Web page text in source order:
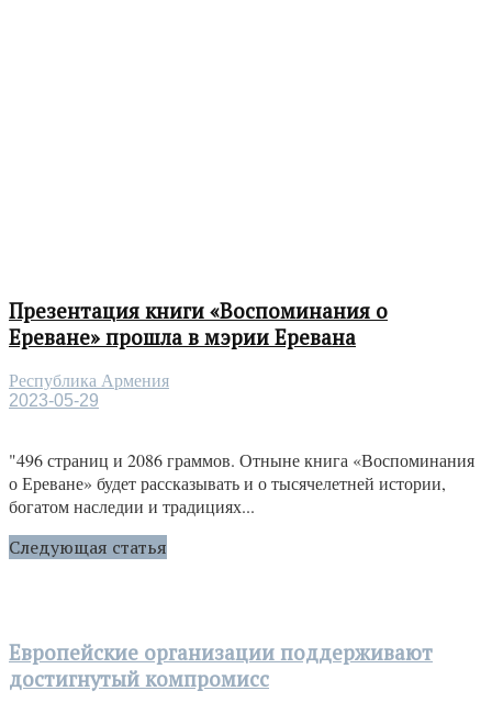
Презентация книги «Воспоминания о
Ереване» прошла в мэрии Еревана
Республика Армения
2023-05-29
"496 страниц и 2086 граммов. Отныне книга «Воспоминания
о Ереване» будет рассказывать и о тысячелетней истории,
богатом наследии и традициях...
Следующая статья
Европейские организации поддерживают
достигнутый компромисс